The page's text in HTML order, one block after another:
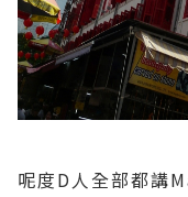
呢度D人全部都講